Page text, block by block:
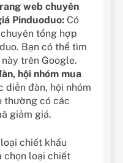
web chuyên
Pinduoduo: Có
tổng hợp
Bạn có thể tìm
trên Google.
hội nhóm mua
diễn đàn, hội nhóm
thường có các
giảm giá.
chiết khấu
chọn loại chiết